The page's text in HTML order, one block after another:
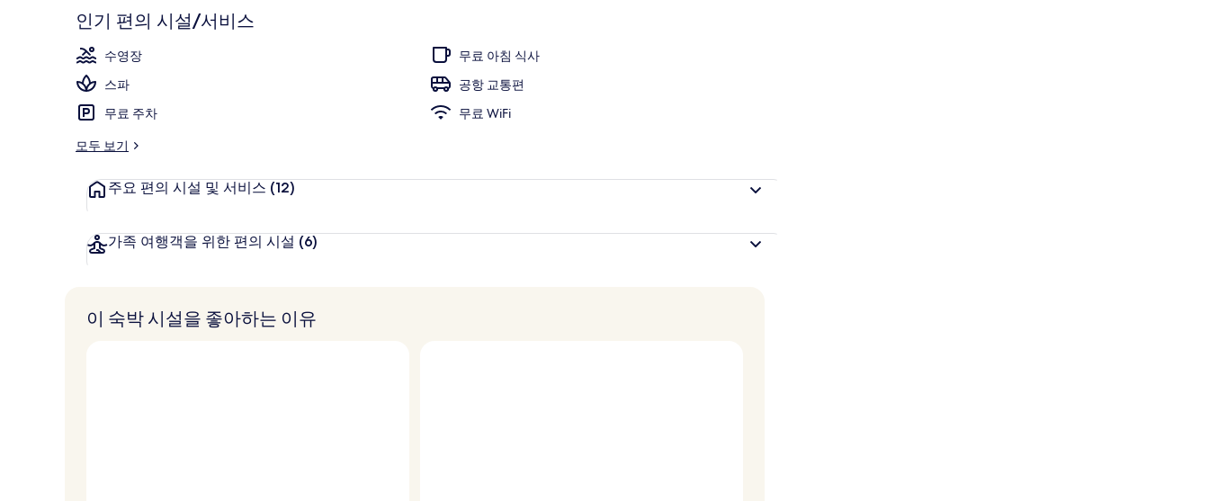
인기 편의 시설/서비스
수영장
무료 아침 식사
스파
공항 교통편
무료 주차
무료 WiFi
모두 보기
주요 편의 시설 및 서비스 (12)
가족 여행객을 위한 편의 시설 (6)
이 숙박 시설을 좋아하는 이유